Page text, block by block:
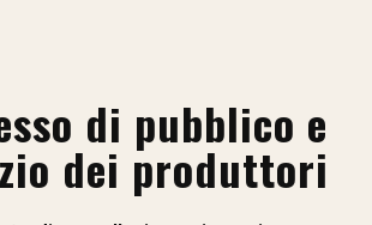
di pubblico e
dei produttori